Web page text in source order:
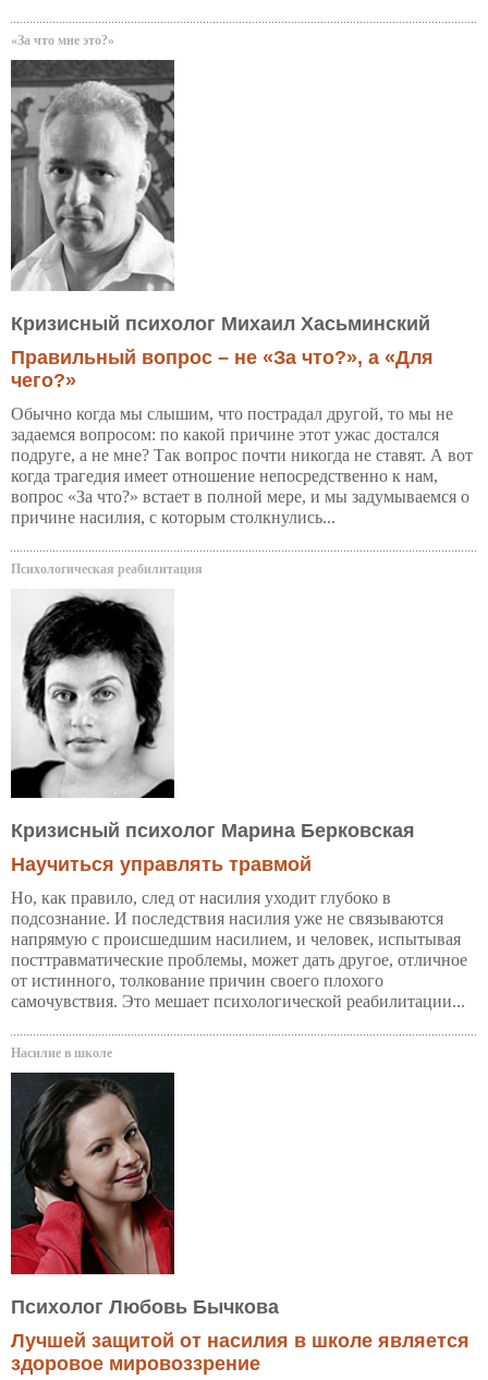
«За что мне это?»
Кризисный психолог Михаил Хасьминский
Правильный вопрос – не «За что?», а «Для
чего?»
Обычно когда мы слышим, что пострадал другой, то мы не
задаемся вопросом: по какой причине этот ужас достался
подруге, а не мне? Так вопрос почти никогда не ставят. А вот
когда трагедия имеет отношение непосредственно к нам,
вопрос «За что?» встает в полной мере, и мы задумываемся о
причине насилия, с которым столкнулись...
Психологическая реабилитация
Кризисный психолог Марина Берковская
Научиться управлять травмой
Но, как правило, след от насилия уходит глубоко в
подсознание. И последствия насилия уже не связываются
напрямую с происшедшим насилием, и человек, испытывая
посттравматические проблемы, может дать другое, отличное
от истинного, толкование причин своего плохого
самочувствия. Это мешает психологической реабилитации...
Насилие в школе
Психолог Любовь Бычкова
Лучшей защитой от насилия в школе является
здоровое мировоззрение